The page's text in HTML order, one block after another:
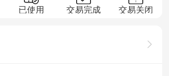
已使用 交易完成 交易关闭